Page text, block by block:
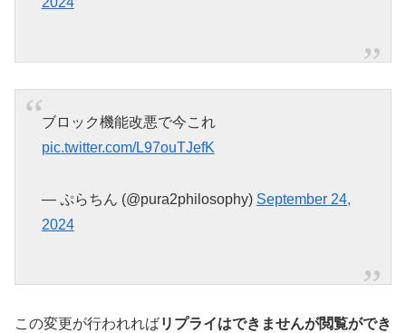
ブロック機能改悪で今これ
pic.twitter.com/L97ouTJefK
— ぷらちん (@pura2philosophy) September 24,
2024
この変更が行われればリプライはできませんが閲覧ができ